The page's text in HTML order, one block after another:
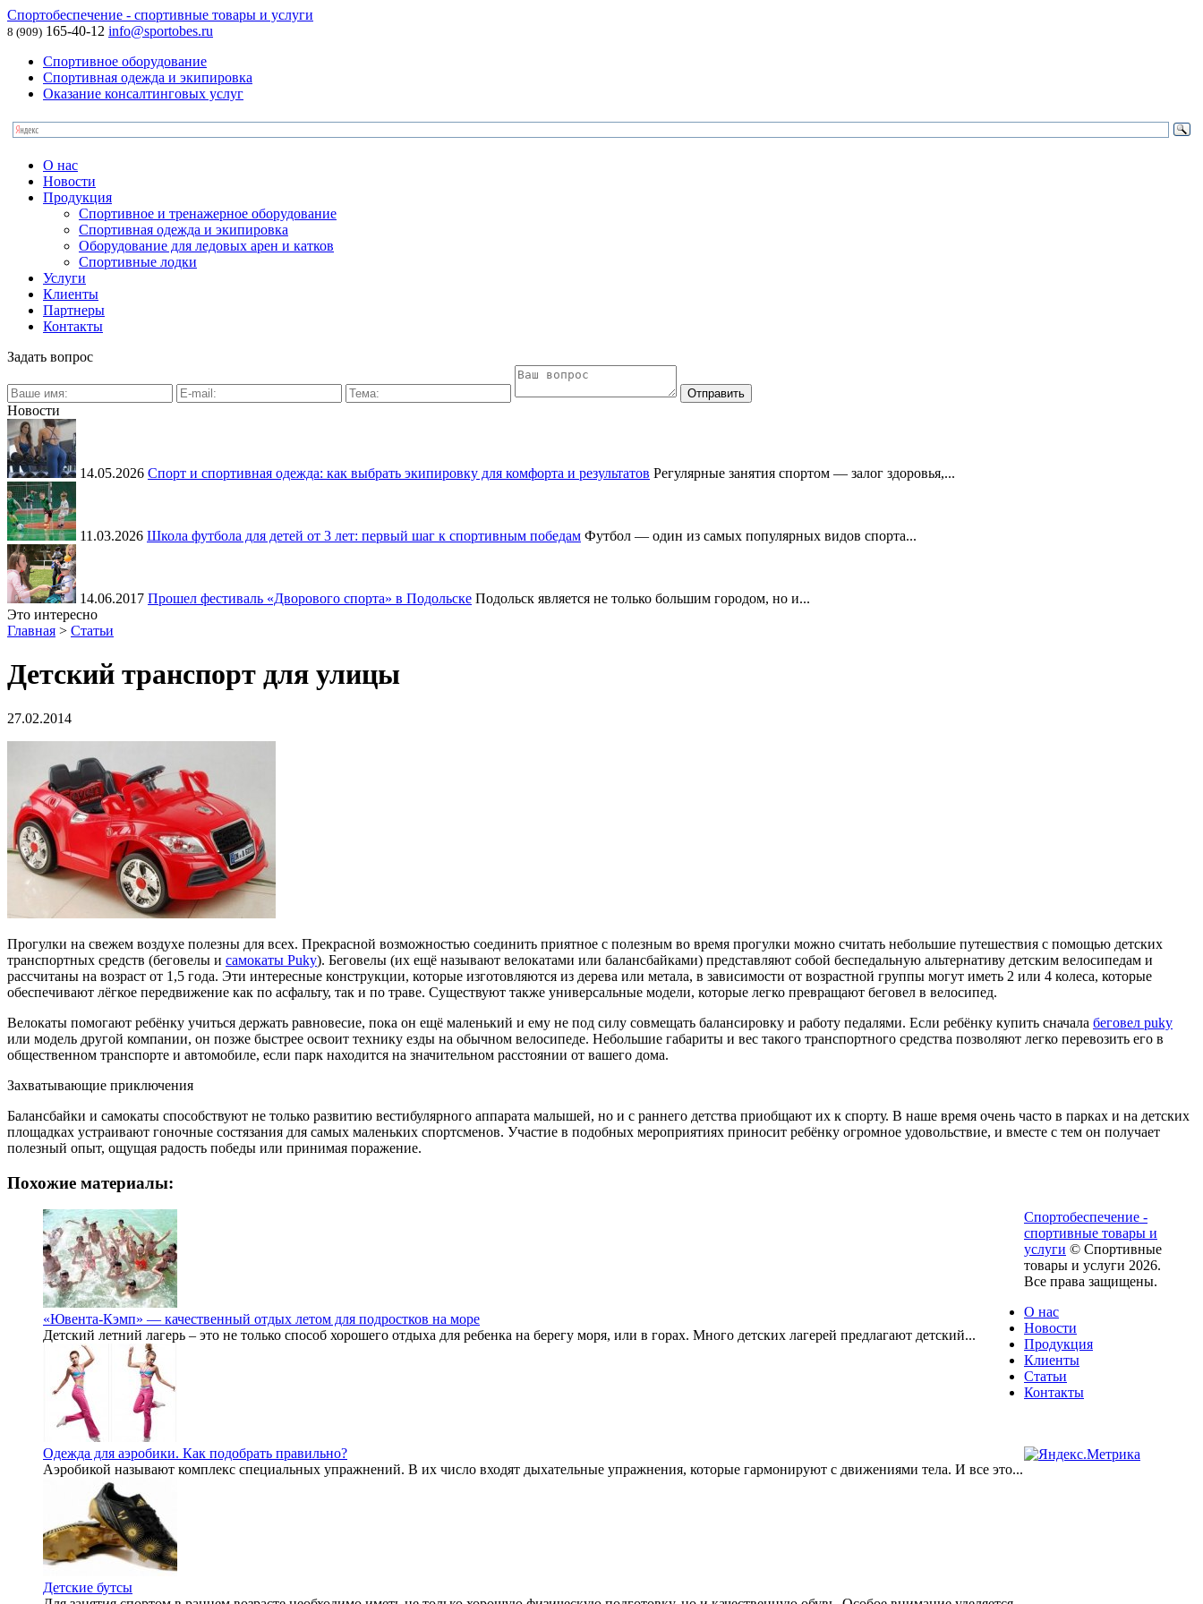
Спортобеспечение - спортивные товары и услуги
8 (909) 165-40-12 info@sportobes.ru
Спортивное оборудование
Спортивная одежда и экипировка
Оказание консалтинговых услуг
О нас
Новости
Продукция
Спортивное и тренажерное оборудование
Спортивная одежда и экипировка
Оборудование для ледовых арен и катков
Спортивные лодки
Услуги
Клиенты
Партнеры
Контакты
Задать вопрос
Новости
14.05.2026 Спорт и спортивная одежда: как выбрать экипировку для комфорта и результатов Регулярные занятия спортом — залог здоровья,...
11.03.2026 Школа футбола для детей от 3 лет: первый шаг к спортивным победам Футбол — один из самых популярных видов спорта...
14.06.2017 Прошел фестиваль «Дворового спорта» в Подольске Подольск является не только большим городом, но и...
Это интересно
Главная > Статьи
Детский транспорт для улицы
27.02.2014
Прогулки на свежем воздухе полезны для всех. Прекрасной возможностью соединить приятное с полезным во время прогулки можно считать небольшие путешествия с помощью детских
транспортных средств (беговелы и самокаты Puky). Беговелы (их ещё называют велокатами или балансбайками) представляют собой беспедальную альтернативу детским велосипедам и
рассчитаны на возраст от 1,5 года. Эти интересные конструкции, которые изготовляются из дерева или метала, в зависимости от возрастной группы могут иметь 2 или 4 колеса, которые
обеспечивают лёгкое передвижение как по асфальту, так и по траве. Существуют также универсальные модели, которые легко превращают беговел в велосипед.
Велокаты помогают ребёнку учиться держать равновесие, пока он ещё маленький и ему не под силу совмещать балансировку и работу педалями. Если ребёнку купить сначала беговел puky
или модель другой компании, он позже быстрее освоит технику езды на обычном велосипеде. Небольшие габариты и вес такого транспортного средства позволяют легко перевозить его в
общественном транспорте и автомобиле, если парк находится на значительном расстоянии от вашего дома.
Захватывающие приключения
Балансбайки и самокаты способствуют не только развитию вестибулярного аппарата малышей, но и с раннего детства приобщают их к спорту. В наше время очень часто в парках и на детских
площадках устраивают гоночные состязания для самых маленьких спортсменов. Участие в подобных мероприятиях приносит ребёнку огромное удовольствие, и вместе с тем он получает
полезный опыт, ощущая радость победы или принимая поражение.
Похожие материалы:
«Ювента-Кэмп» — качественный отдых летом для подростков на море
Детский летний лагерь – это не только способ хорошего отдыха для ребенка на берегу моря, или в горах. Много детских лагерей предлагают детский...
Одежда для аэробики. Как подобрать правильно?
Аэробикой называют комплекс специальных упражнений. В их число входят дыхательные упражнения, которые гармонируют с движениями тела. И все это...
Детские бутсы
Спортобеспечение -
спортивные товары и
услуги © Cпортивные
товары и услуги 2026.
Все права защищены.
О нас
Новости
Продукция
Клиенты
Статьи
Контакты